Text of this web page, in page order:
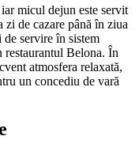
micul dejun este servit
zi de cazare până în ziua
servire în sistem
restaurantul Belona. În
atmosfera relaxată,
un concediu de vară